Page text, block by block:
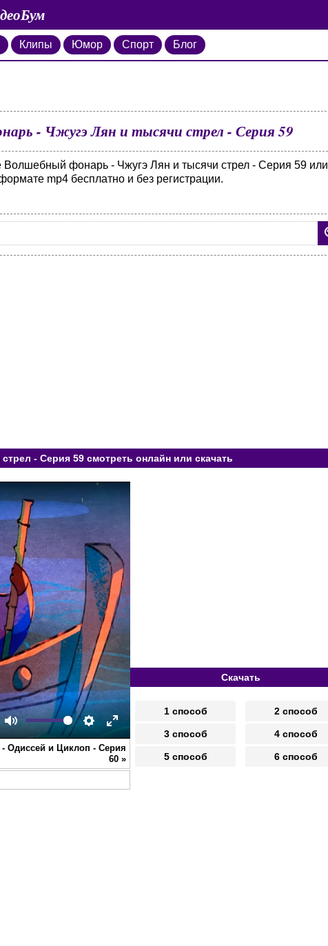
Клипы Юмор Спорт Блог
- Чжугэ Лян и тысячи стрел - Серия 59
Волшебный фонарь - Чжугэ Лян и тысячи стрел - Серия 59 или
mp4 бесплатно и без регистрации.
- Серия 59 смотреть онлайн или скачать
Mute Settings
Enter
fullscreen
Одиссей и Циклоп - Серия
60 »
Скачать
1 способ 2 способ
3 способ 4 способ
5 способ 6 способ